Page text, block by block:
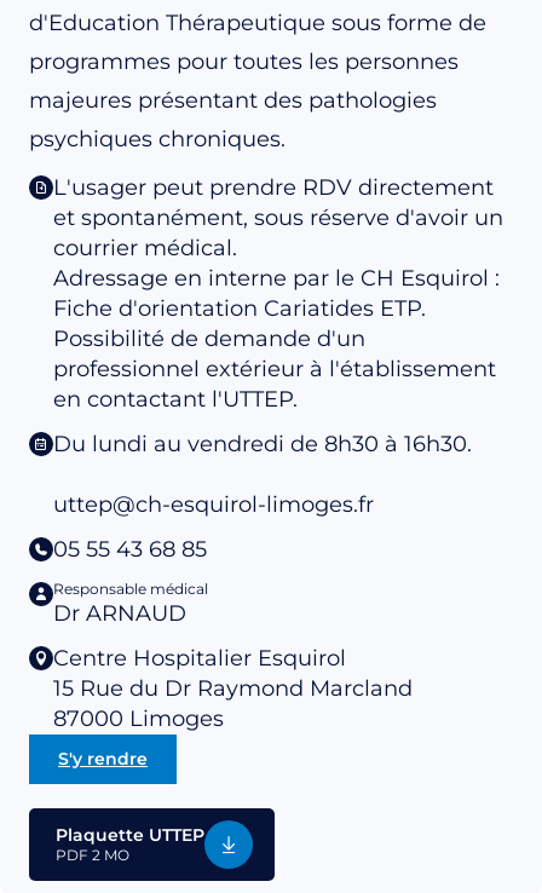
d'Education Thérapeutique sous forme de
programmes pour toutes les personnes
majeures présentant des pathologies
psychiques chroniques.
L'usager peut prendre RDV directement
et spontanément, sous réserve d'avoir un
courrier médical.
Adressage en interne par le CH Esquirol :
Fiche d'orientation Cariatides ETP.
Possibilité de demande d'un
professionnel extérieur à l'établissement
en contactant l'UTTEP.
Du lundi au vendredi de 8h30 à 16h30.
uttep@ch-esquirol-limoges.fr
05 55 43 68 85
Responsable médical
Dr ARNAUD
Centre Hospitalier Esquirol
15 Rue du Dr Raymond Marcland
87000 Limoges
S'y rendre
Plaquette UTTEP
PDF 2 MO